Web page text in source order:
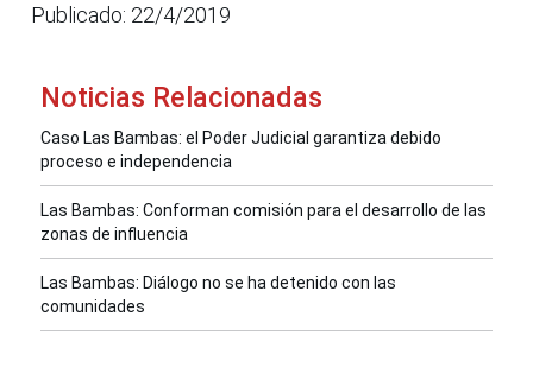
Publicado: 22/4/2019
Noticias Relacionadas
Caso Las Bambas: el Poder Judicial garantiza debido
proceso e independencia
Las Bambas: Conforman comisión para el desarrollo de las
zonas de influencia
Las Bambas: Diálogo no se ha detenido con las
comunidades